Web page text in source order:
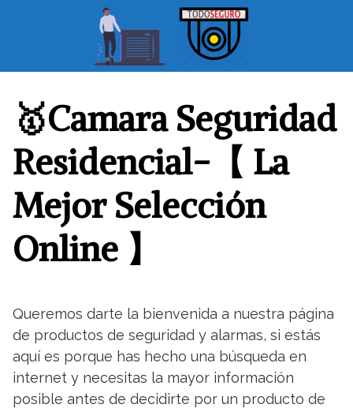
🥇Camara Seguridad
Residencial-【 La
Mejor Selección
Online 】
Queremos darte la bienvenida a nuestra página
de productos de seguridad y alarmas, si estás
aquí es porque has hecho una búsqueda en
internet y necesitas la mayor información
posible antes de decidirte por un producto de